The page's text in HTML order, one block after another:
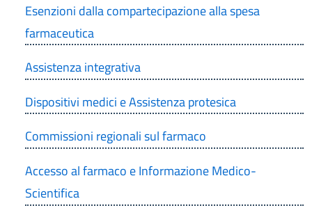
Esenzioni dalla compartecipazione alla spesa
farmaceutica
Assistenza integrativa
Dispositivi medici e Assistenza protesica
Commissioni regionali sul farmaco
Accesso al farmaco e Informazione Medico-
Scientifica